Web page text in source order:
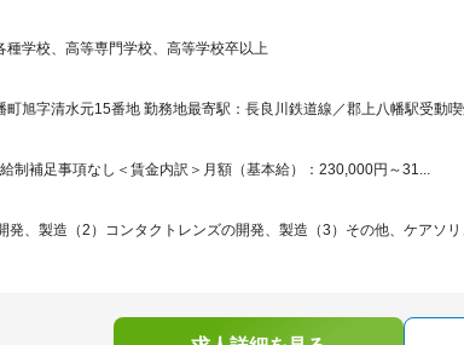
学校、高等専門学校、高等学校卒以上
旭字清水元15番地 勤務地最寄駅：長良川鉄道線／郡上八幡駅受動喫
制補足事項なし＜賃金内訳＞月額（基本給）：230,000円～31...
、製造（2）コンタクトレンズの開発、製造（3）その他、ケアソリ